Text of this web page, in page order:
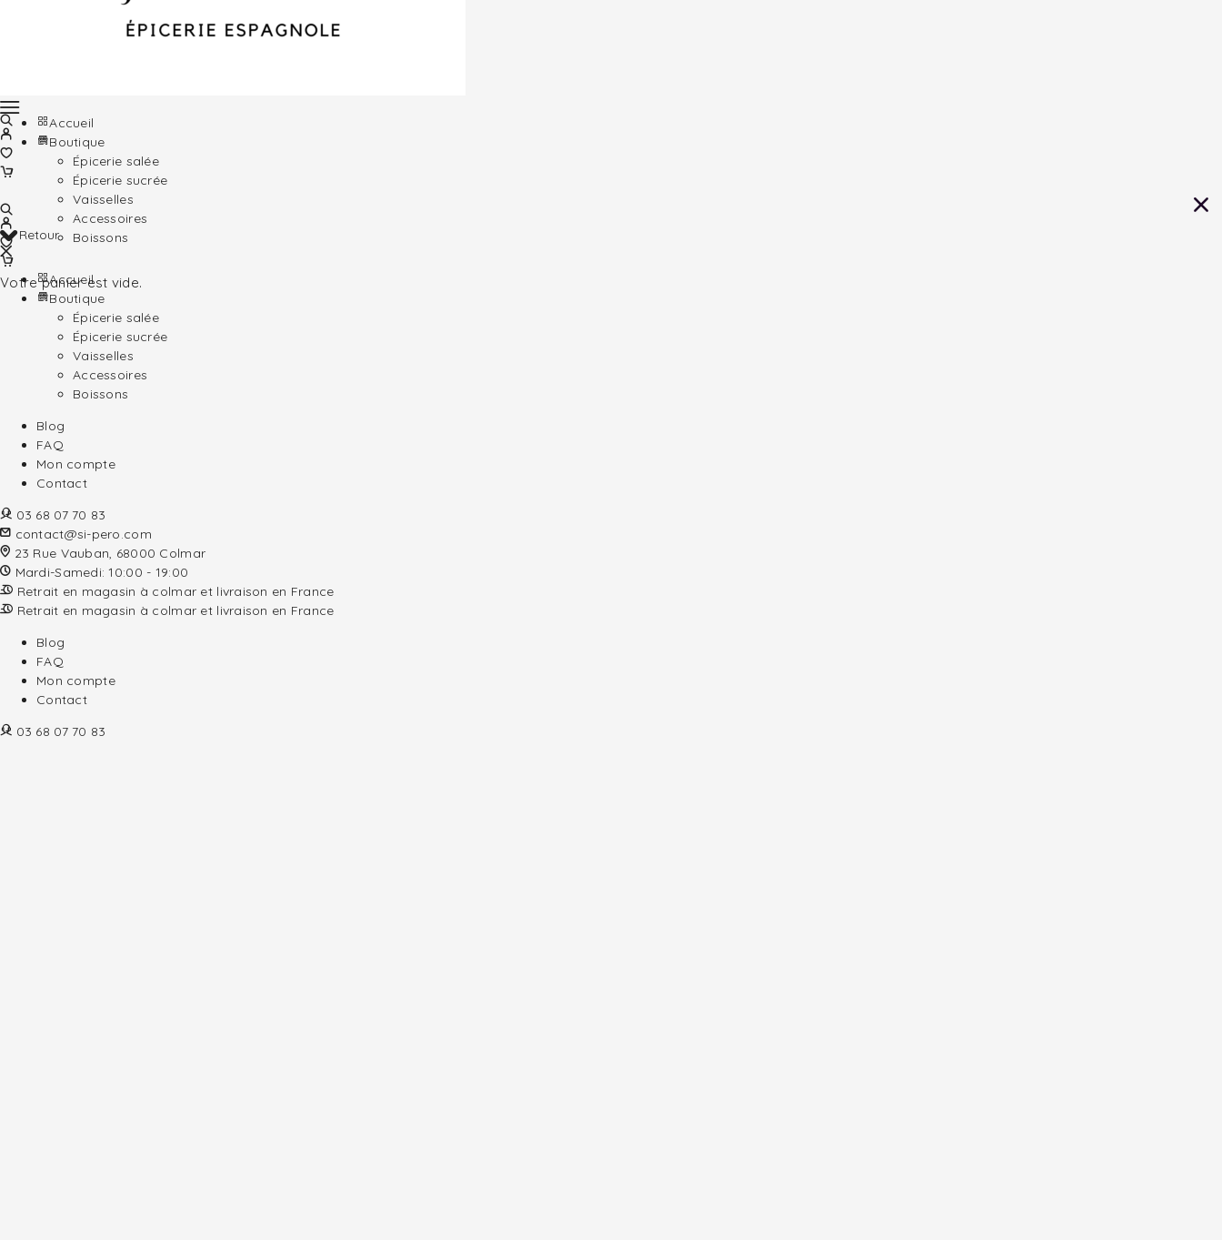
Retour
Accueil
Boutique
Épicerie salée
Épicerie sucrée
Vaisselles
Accessoires
Boissons
Blog
FAQ
Mon compte
Contact
03 68 07 70 83
contact@si-pero.com
23 Rue Vauban, 68000 Colmar
Mardi-Samedi: 10:00 - 19:00
Retrait en magasin à colmar et livraison en France
Retrait en magasin à colmar et livraison en France
Blog
FAQ
Mon compte
Contact
03 68 07 70 83
Accueil
Boutique
Épicerie salée
Épicerie sucrée
Vaisselles
Accessoires
Boissons
Votre panier est vide.